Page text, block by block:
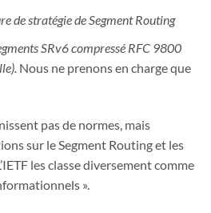
de stratégie de Segment Routing
SRv6 compressé RFC 9800
Nous ne prenons en charge que
pas de normes, mais
sur le Segment Routing et les
les classe diversement comme
».